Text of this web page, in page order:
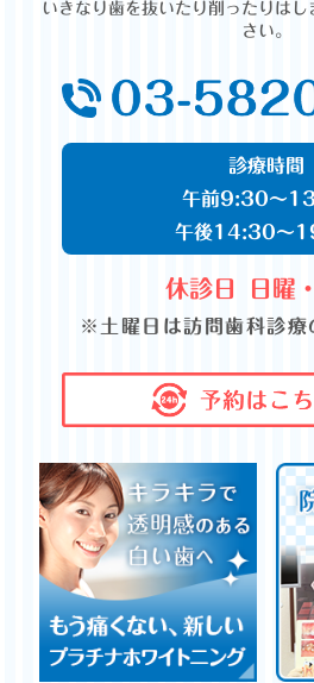
いきなり歯を抜いたり削ったりは
さい。
診療時間
午前9:30～
午後14:30～
休診日 日曜
※土曜日は訪問歯科診療